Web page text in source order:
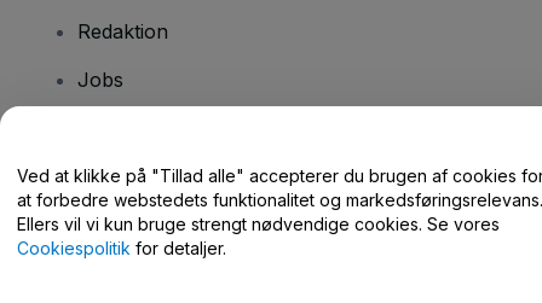
Redaktion
Jobs
Har du spørgsmål?
Hjælpecenter / Kontakt os
Ved at klikke på "Tillad alle" accepterer du brugen af cookies
at forbedre webstedets funktionalitet og markedsføringsrelevans.
Ellers vil vi kun bruge strengt nødvendige cookies. Se vores
Cookiespolitik for detaljer.